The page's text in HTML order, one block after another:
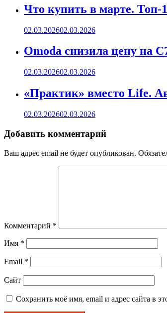
Что купить в марте. Топ-
02.03.202602.03.2026
Omoda снизила цену на
02.03.202602.03.2026
«Практик» вместо Life.
02.03.202602.03.2026
Добавить комментарий
Ваш адрес email не будет опубликован.
Комментарий *
Имя *
Email *
Сайт
Сохранить моё имя, email и адрес сайта в